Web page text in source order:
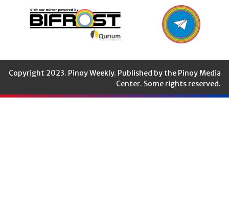
Copyright 2023. Pinoy Weekly. Published by the Pinoy Media
Center. Some rights reserved.